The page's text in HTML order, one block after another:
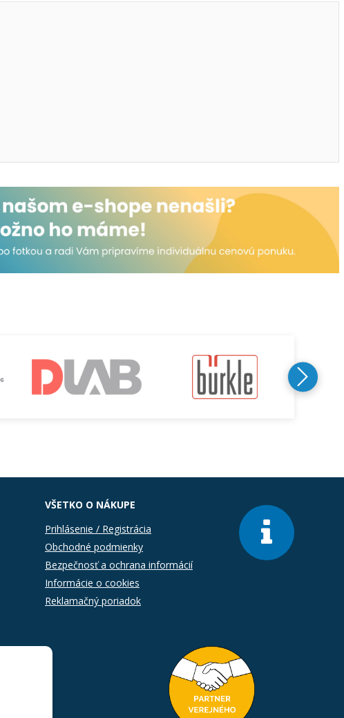
VŠETKO O NÁKUPE
Prihlásenie / Registrácia
Obchodné podmienky
Bezpečnosť a ochrana informácií
Informácie o cookies
Reklamačný poriadok